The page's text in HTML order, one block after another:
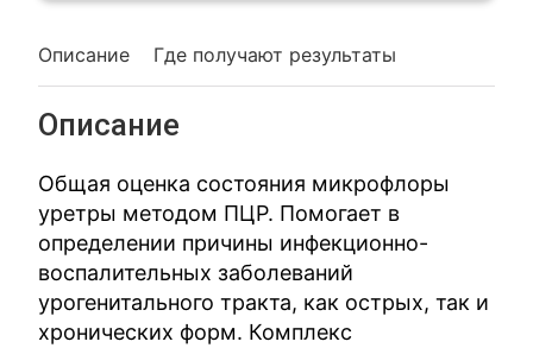
Описание Где получают результаты
Описание
Общая оценка состояния микрофлоры
уретры методом ПЦР. Помогает в
определении причины инфекционно-
воспалительных заболеваний
урогенитального тракта, как острых, так и
хронических форм. Комплекс